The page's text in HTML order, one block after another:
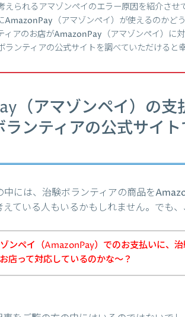
られるアマゾンペイのエラー原因を紹介させ
AmazonPay（アマゾンペイ）が使えるのかど
ィアのお店がAmazonPay（アマゾンペイ）に
ンティアの公式サイトを調べていただけると幸
（アマゾンペイ）の支
ンティアの公式サイ
には、治験ボランティアの商品を
ている人もいるかもしれません。でも、
ンペイ（AmazonPay）でのお支払いに、
店って対応しているのかな～？